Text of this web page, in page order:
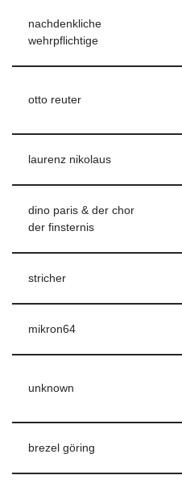
nachdenkliche
wehrpflichtige
otto reuter
laurenz nikolaus
dino paris & der chor
der finsternis
stricher
mikron64
unknown
brezel göring